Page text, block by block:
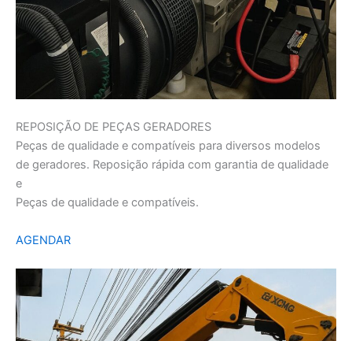
REPOSIÇÃO DE PEÇAS GERADORES
Peças de qualidade e compatíveis para diversos modelos
de geradores. Reposição rápida com garantia de qualidade
e
Peças de qualidade e compatíveis.
AGENDAR